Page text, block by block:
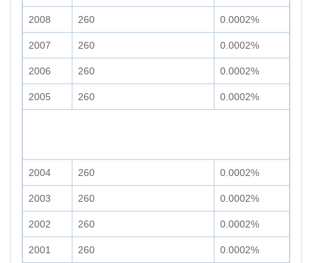
2008 260 0.0002%
2007 260 0.0002%
2006 260 0.0002%
2005 260 0.0002%
2004 260 0.0002%
2003 260 0.0002%
2002 260 0.0002%
2001 260 0.0002%